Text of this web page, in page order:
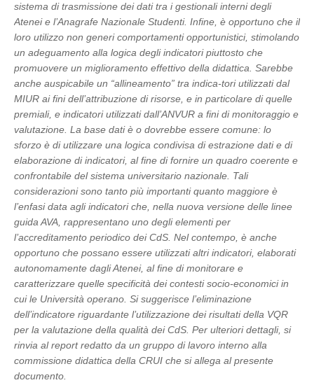
sistema di trasmissione dei dati tra i gestionali interni degli
Atenei e l’Anagrafe Nazionale Studenti. Infine, è opportuno che il
loro utilizzo non generi comportamenti opportunistici, stimolando
un adeguamento alla logica degli indicatori piuttosto che
promuovere un miglioramento effettivo della didattica. Sarebbe
anche auspicabile un “allineamento” tra indica-tori utilizzati dal
MIUR ai fini dell’attribuzione di risorse, e in particolare di quelle
premiali, e indicatori utilizzati dall’ANVUR a fini di monitoraggio e
valutazione. La base dati è o dovrebbe essere comune: lo
sforzo è di utilizzare una logica condivisa di estrazione dati e di
elaborazione di indicatori, al fine di fornire un quadro coerente e
confrontabile del sistema universitario nazionale. Tali
considerazioni sono tanto più importanti quanto maggiore è
l’enfasi data agli indicatori che, nella nuova versione delle linee
guida AVA, rappresentano uno degli elementi per
l’accreditamento periodico dei CdS. Nel contempo, è anche
opportuno che possano essere utilizzati altri indicatori, elaborati
autonomamente dagli Atenei, al fine di monitorare e
caratterizzare quelle specificità dei contesti socio-economici in
cui le Università operano. Si suggerisce l’eliminazione
dell’indicatore riguardante l’utilizzazione dei risultati della VQR
per la valutazione della qualità dei CdS. Per ulteriori dettagli, si
rinvia al report redatto da un gruppo di lavoro interno alla
commissione didattica della CRUI che si allega al presente
documento.